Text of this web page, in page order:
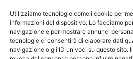
Utilizziamo tecnologie come i cookie per
informazioni del dispositivo. Lo facciamo
navigazione e per mostrare annunci
tecnologie ci consentirà di elaborare dati
navigazione o gli ID univoci su questo sito.
Email
Info@divingblueworld.it